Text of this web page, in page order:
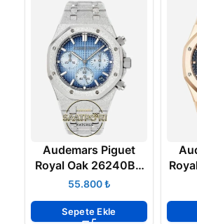
Audemars Piguet
Royal Oak 26240BC
Mavi Kadran APS
Clone ETA
₺
Sepete Ekle